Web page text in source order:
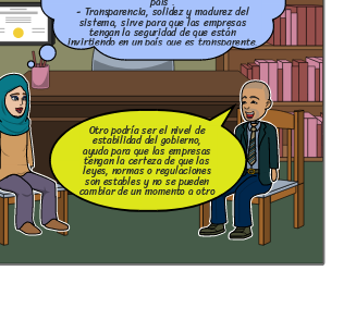
- Transparencia, solidez y madurez del
sistema, sirve para que las empresas
tengan la seguridad de que están
invirtiendo en un país que es transparente.
Otro podría ser el nivel de
estabilidad del gobierno,
ayuda para que las empresas
tengan la certeza de que las
leyes, normas o regulaciones
son estables y no se pueden
cambiar de un momento a otro